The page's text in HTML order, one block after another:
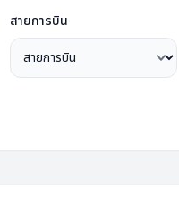
สายการบิน